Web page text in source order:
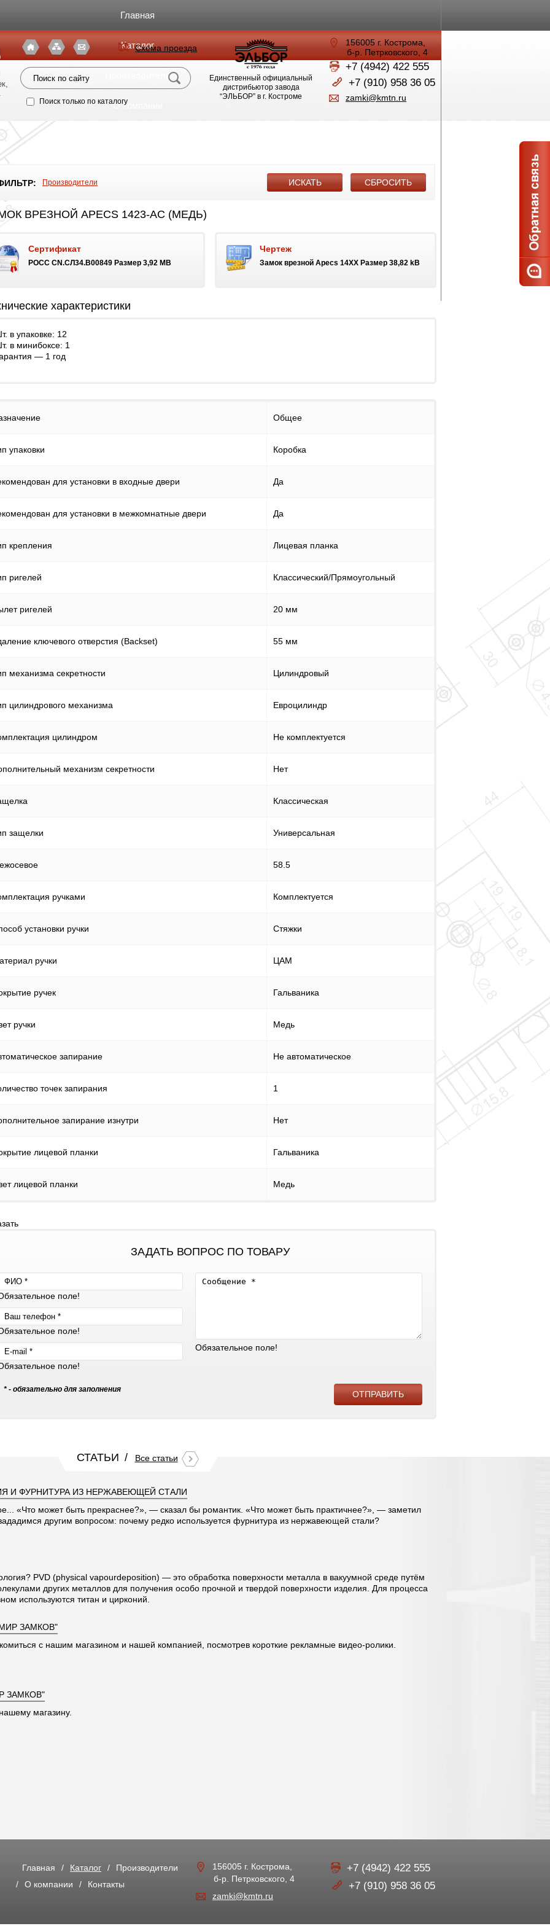
Главная
Каталог
Производители
О компании
Схема проезда
Поиск только по каталогу
Единственный официальный
дистрибьютор завода
“ЭЛЬБОР” в г. Костроме
156005 г. Кострома,
б-р. Петрковского, 4
+7 (4942) 422 555
+7 (910) 958 36 05
zamki@kmtn.ru
Производители
ВРЕЗНОЙ APECS 1423-AC (МЕДЬ)
Сертификат
POCC CN.СЛ34.B00849 Размер 3,92 MB
Чертеж
Замок врезной Apecs 14XX Размер 38,82 kB
характеристики
в упаковке: 12
в минибоксе: 1
— 1 год
Общее
упаковки Коробка
для установки в входные двери Да
для установки в межкомнатные двери Да
крепления Лицевая планка
ригелей Классический/Прямоугольный
ригелей 20 мм
ключевого отверстия (Backset) 55 мм
механизма секретности Цилиндровый
цилиндрового механизма Евроцилиндр
цилиндром Не комплектуется
механизм секретности Нет
Классическая
защелки Универсальная
58.5
ручками Комплектуется
установки ручки Стяжки
ручки ЦАМ
ручек Гальваника
ручки Медь
запирание Не автоматическое
точек запирания 1
запирание изнутри Нет
лицевой планки Гальваника
лицевой планки Медь
ЗАДАТЬ ВОПРОС ПО ТОВАРУ
поле!
поле!
поле!
Обязательное поле!
* - обязательно для заполнения
СТАТЬИ Все статьи
И ФУРНИТУРА ИЗ НЕРЖАВЕЮЩЕЙ СТАЛИ
«Что может быть прекраснее?», — сказал бы романтик. «Что может быть практичнее?», — заметил
другим вопросом: почему редко используется фурнитура из нержавеющей стали?
PVD (physical vapourdeposition) — это обработка поверхности металла в вакуумной среде путём
других металлов для получения особо прочной и твердой поверхности изделия. Для процесса
используются титан и цирконий.
ЗАМКОВ"
с нашим магазином и нашей компанией, посмотрев короткие рекламные видео-ролики.
ЗАМКОВ"
магазину.
Главная Каталог
Производители
О компании
Контакты
156005 г. Кострома,
б-р. Петрковского, 4
zamki@kmtn.ru
+7 (4942) 422 555
+7 (910) 958 36 05